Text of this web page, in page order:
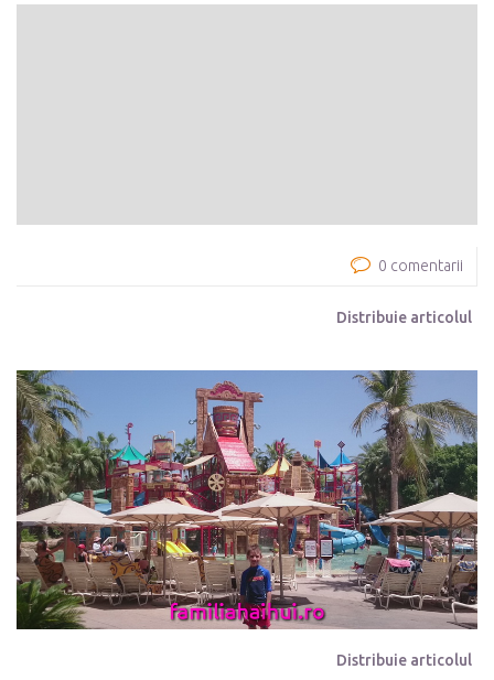
0 comentarii
Distribuie articolul
Distribuie articolul